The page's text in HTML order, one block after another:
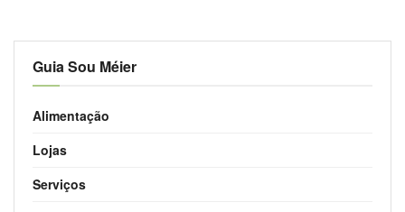
Guia Sou Méier
Alimentação
Lojas
Serviços